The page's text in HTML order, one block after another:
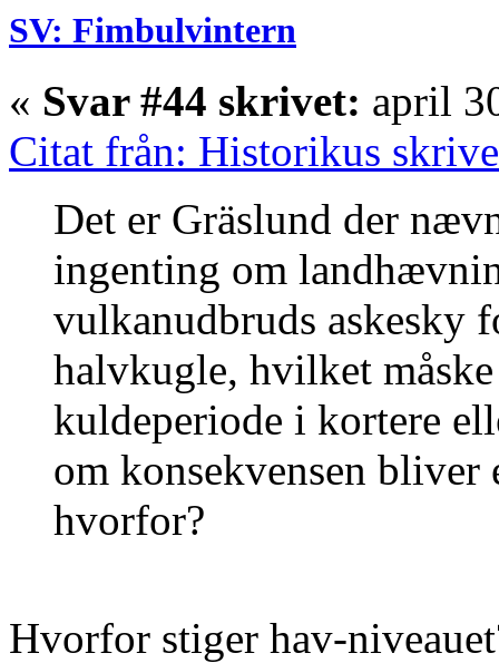
SV: Fimbulvintern
« Svar #44 skrivet: april
Citat från: Historikus
Det er Gräslund der
ingenting om
vulkanudbruds askesky
halvkugle, hvilket
kuldeperiode i kortere
om konsekvensen bliver
hvorfor?
Hvorfor stiger hav-